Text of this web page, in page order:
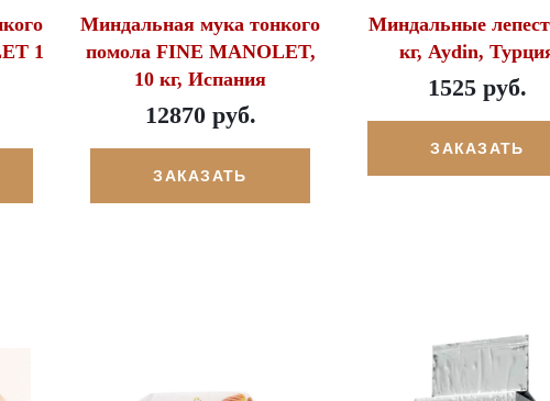
1
Миндальная мука тонкого
помола FINE MANOLET,
10 кг, Испания
12870 руб.
ЗАКАЗАТЬ
Миндальные
кг, Aydin,
1525 руб.
ЗАКАЗАТЬ